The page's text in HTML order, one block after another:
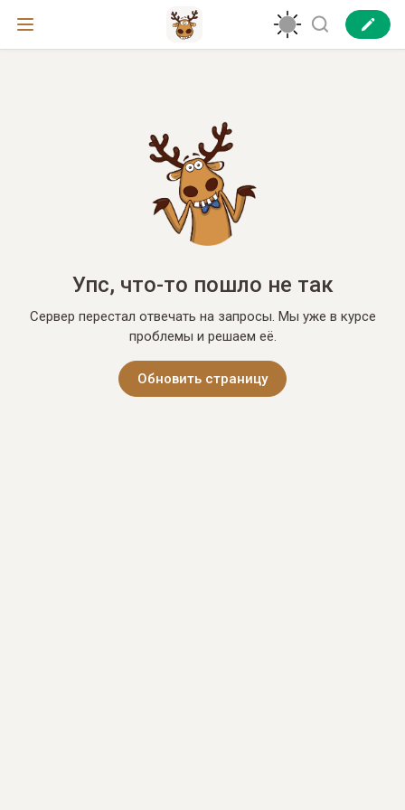
Упс, что-то пошло не так
Сервер перестал отвечать на запросы. Мы уже в курсе
проблемы и решаем её.
Обновить страницу